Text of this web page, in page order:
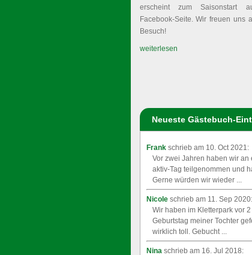
erscheint zum Saisonstart
Facebook-Seite. Wir freuen uns
Besuch!
weiterlesen
Neueste Gästebuch-
Frankschrieb am 10. Oct 2021:
Vor zwei Jahren haben wir an
aktiv-Tag teilgenommen und
Gerne würden wir wieder ...
Nicoleschrieb am 11. Sep 2020:
Wir haben im Kletterpark vor
Geburtstag meiner Tochter
wirklich toll. Gebucht ...
Ninaschrieb am 16. Jul 2018: